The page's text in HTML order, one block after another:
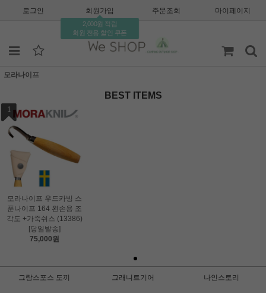
로그인 회원가입
2,000원 적립
회원 전용 할인 쿠폰
주문조회 마이페이지
모라나이프
BEST ITEMS
1
모라나이프 우드카빙 스
푼나이프 164 왼손용 조
각도 +가죽쉬스 (13386)
[당일발송]
75,000원
그랑스포스 도끼 그래니트기어 나인스토리